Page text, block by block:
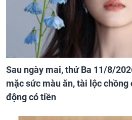
Sau ngày mai, thứ Ba 11/8/
mặc sức màu ăn, tài lộc
động có tiền